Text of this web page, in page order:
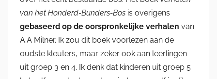
van het Honderd-Bunders-Bos is overigens
gebaseerd op de oorspronkelijke verhalen van
A.A Milner. Ik zou dit boek voorlezen aan de
oudste kleuters, maar zeker ook aan leerlingen
uit groep 3 en 4. Ik denk dat kinderen uit groep 5